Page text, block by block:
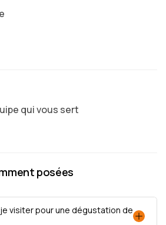
qui vous sert
posées
visiter pour une dégustation de